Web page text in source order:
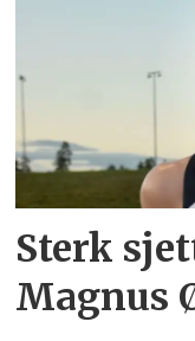
Sterk
Magnus